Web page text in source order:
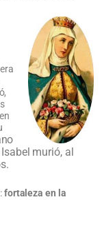
murió, al
fortaleza en la